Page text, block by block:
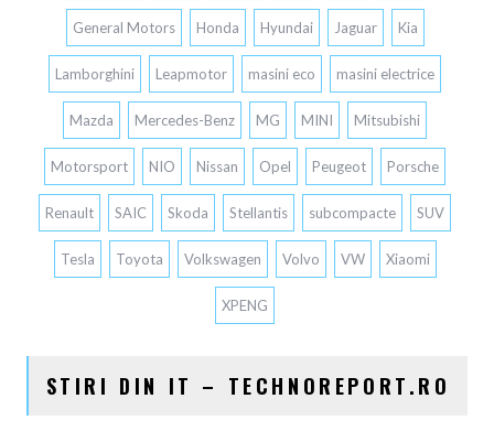
General Motors Honda Hyundai Jaguar Kia
Lamborghini Leapmotor masini eco masini electrice
Mazda Mercedes-Benz MG MINI Mitsubishi
Motorsport NIO Nissan Opel Peugeot Porsche
Renault SAIC Skoda Stellantis subcompacte SUV
Tesla Toyota Volkswagen Volvo VW Xiaomi
XPENG
STIRI DIN IT – TECHNOREPORT.RO